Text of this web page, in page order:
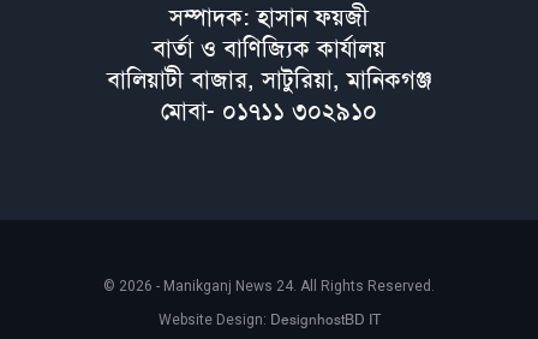
সম্পাদক: হাসান ফয়জী
বার্তা ও বাণিজ্যিক কার্যালয়
বালিয়াটী বাজার, সাটুরিয়া, মানিকগঞ্জ
মোবা- ০১৭১১ ৩০২৯১০
© 2026 - Manikganj News 24. All Rights Reserved.
Website Design: DesignhostBD IT